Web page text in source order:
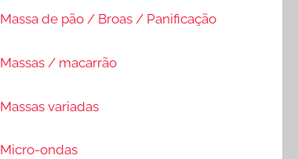
Massa de pão / Broas / Panificação
Massas / macarrão
Massas variadas
Micro-ondas